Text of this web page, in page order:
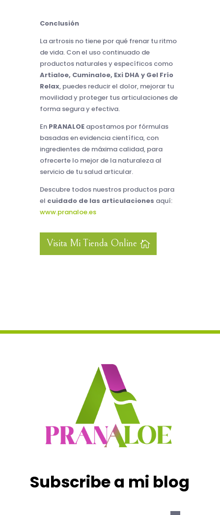
Conclusión
La artrosis no tiene por qué frenar tu ritmo
de vida. Con el uso continuado de
productos naturales y específicos como
Artialoe, Cuminaloe, Exi DHA y Gel Frío
Relax, puedes reducir el dolor, mejorar tu
movilidad y proteger tus articulaciones de
forma segura y efectiva.
En PRANALOEapostamos por fórmulas
basadas en evidencia científica, con
ingredientes de máxima calidad, para
ofrecerte lo mejor de la naturaleza al
servicio de tu salud articular.
Descubre todos nuestros productos para
el cuidado de las articulaciones aquí:
www.pranaloe.es
Visita Mi Tienda Online
Subscribe a mi blog